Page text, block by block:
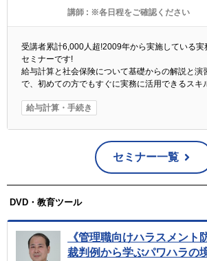
講師 : ※各日程をご確認ください
受講者累計6,000人超!2009年から実施している
セミナーです!
給与計算と社会保険について基礎からの解説と演
で、初めての方でもすぐに実務に活用できるスキ
給与計算・手続き
セミナー一覧
DVD・教育ツール
《管理職向けハラスメント
裁判例から学ぶパワハラの